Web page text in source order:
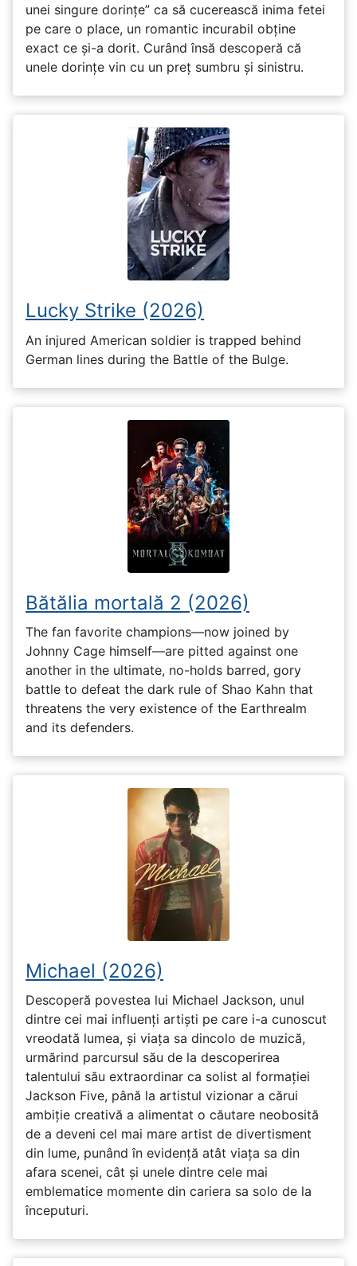
unei singure dorințe” ca să cucerească inima fetei
pe care o place, un romantic incurabil obține
exact ce și-a dorit. Curând însă descoperă că
unele dorințe vin cu un preț sumbru și sinistru.
Lucky Strike (2026)
An injured American soldier is trapped behind
German lines during the Battle of the Bulge.
Bătălia mortală 2 (2026)
The fan favorite champions—now joined by
Johnny Cage himself—are pitted against one
another in the ultimate, no-holds barred, gory
battle to defeat the dark rule of Shao Kahn that
threatens the very existence of the Earthrealm
and its defenders.
Michael (2026)
Descoperă povestea lui Michael Jackson, unul
dintre cei mai influenți artiști pe care i-a cunoscut
vreodată lumea, și viața sa dincolo de muzică,
urmărind parcursul său de la descoperirea
talentului său extraordinar ca solist al formației
Jackson Five, până la artistul vizionar a cărui
ambiție creativă a alimentat o căutare neobosită
de a deveni cel mai mare artist de divertisment
din lume, punând în evidență atât viața sa din
afara scenei, cât și unele dintre cele mai
emblematice momente din cariera sa solo de la
începuturi.